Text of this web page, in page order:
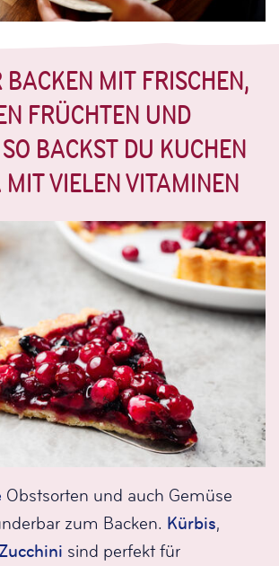
BACKEN MIT FRISCHEN,
FRÜCHTEN UND
BACKST DU KUCHEN
VIELEN VITAMINEN
Obstsorten und auch Gemüse
zum Backen. Kürbis,
Zucchini sind perfekt für